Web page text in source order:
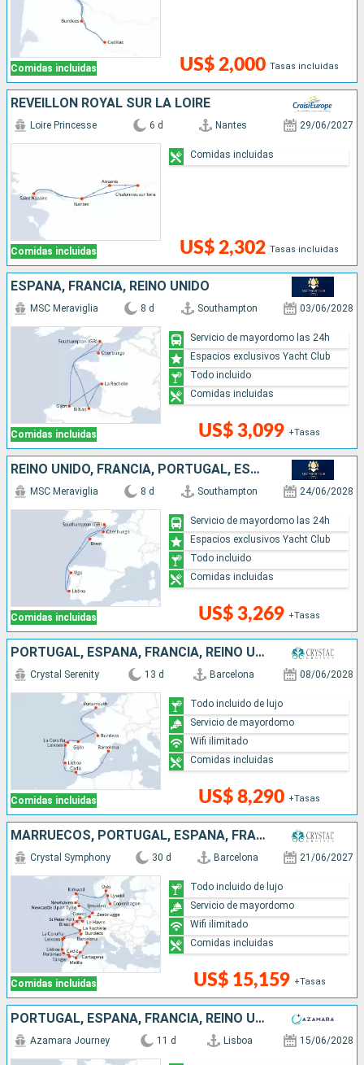
Comidas incluidas US$ 2,000 Tasas incluidas
RÉVEILLON ROYAL SUR LA LOIRE
Comidas incluidas
Loire Princesse 6 d Nantes 29/06/2027
US$ 2,302 Tasas incluidas
Comidas incluidas
ESPAÑA, FRANCIA, REINO UNIDO
Comidas incluidas
MSC Meraviglia 8 d Southampton 03/06/2028
US$ 3,099 +Tasas
Servicio de mayordomo las 24h
Espacios exclusivos Yacht Club
Todo incluido
Comidas incluidas
REINO UNIDO, FRANCIA, PORTUGAL, ESPAÑA
Comidas incluidas
MSC Meraviglia 8 d Southampton 24/06/2028
US$ 3,269 +Tasas
Servicio de mayordomo las 24h
Espacios exclusivos Yacht Club
Todo incluido
Comidas incluidas
PORTUGAL, ESPAÑA, FRANCIA, REINO UNIDO
Comidas incluidas
Crystal Serenity 13 d Barcelona 08/06/2028
US$ 8,290 +Tasas
Todo incluido de lujo
Servicio de mayordomo
Wifi ilimitado
Comidas incluidas
MARRUECOS, PORTUGAL, ESPAÑA, FRANCIA, REINO UNIDO, BÉLGICA, PAISES BAJOS, NORUEGA, SUECIA, DINAMARCA
Comidas incluidas
Crystal Symphony 30 d Barcelona 21/06/2027
US$ 15,159 +Tasas
Todo incluido de lujo
Servicio de mayordomo
Wifi ilimitado
Comidas incluidas
PORTUGAL, ESPAÑA, FRANCIA, REINO UNIDO
Azamara Journey 11 d Lisboa 15/06/2028